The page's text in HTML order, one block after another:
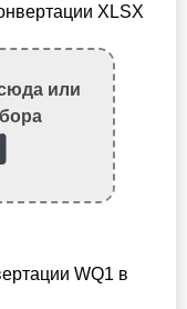
XLSX
или
WQ1 в